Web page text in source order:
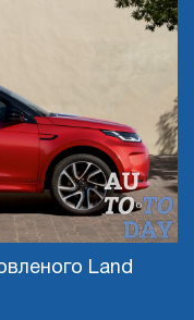
Land